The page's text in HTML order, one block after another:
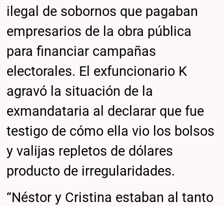
ilegal de sobornos que pagaban
empresarios de la obra pública
para financiar campañas
electorales. El exfuncionario K
agravó la situación de la
exmandataria al declarar que fue
testigo de cómo ella vio los bolsos
y valijas repletos de dólares
producto de irregularidades.
“Néstor y Cristina estaban al tanto